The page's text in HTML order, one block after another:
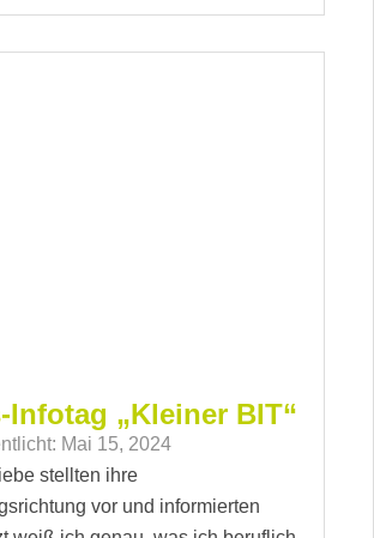
Infotag „Kleiner BIT“
Mai 15, 2024
stellten ihre
vor und informierten